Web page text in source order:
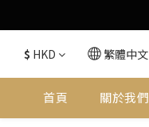
$ HKD 繁體中文
首頁 關於我們